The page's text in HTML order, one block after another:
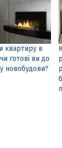
квартиру в
готові ви до
новобудови?